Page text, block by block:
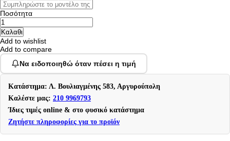
Ποσότητα
Add to wishlist
Add to compare
Να ειδοποιηθώ όταν πέσει η τιμή
Κατάστημα: Λ. Βουλιαγμένης 583, Αργυρούπολη
Καλέστε μας: 210 9969793
Ίδιες τιμές online & στο φυσικό κατάστημα
Ζητήστε πληροφορίες για το προϊόν